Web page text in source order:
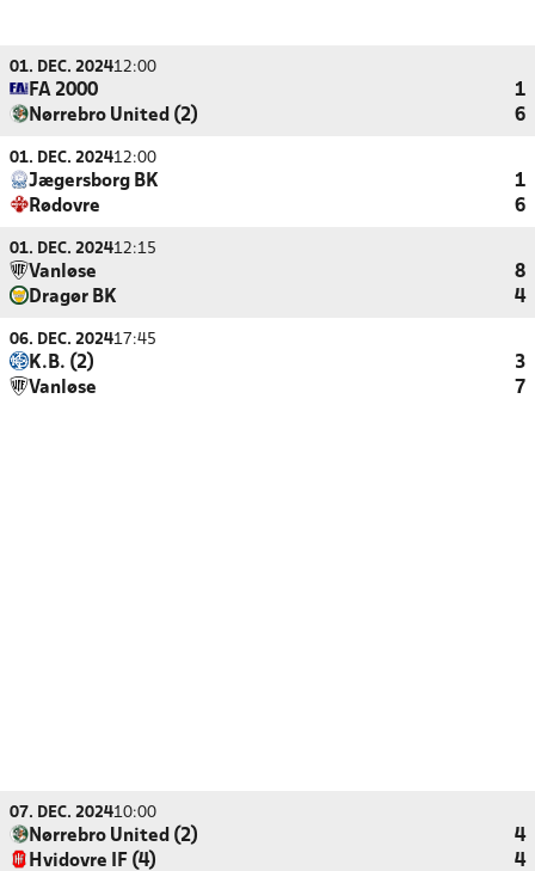
01. DEC. 202412:00
FA 2000
1
Nørrebro United (2)
6
01. DEC. 202412:00
Jægersborg BK
1
Rødovre
6
01. DEC. 202412:15
Vanløse
8
Dragør BK
4
06. DEC. 202417:45
K.B. (2)
3
Vanløse
7
07. DEC. 202410:00
Nørrebro United (2)
4
Hvidovre IF (4)
4